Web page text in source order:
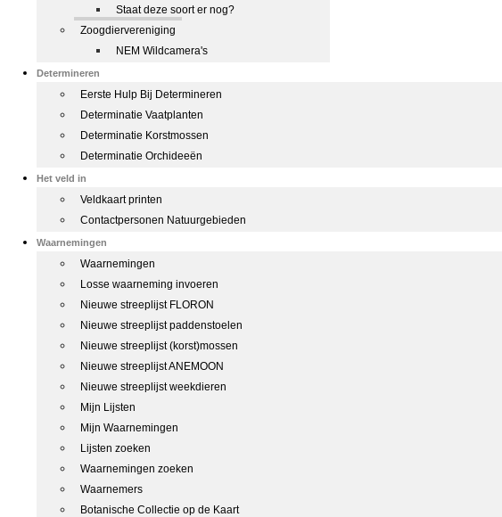
Staat deze soort er nog?
Zoogdiervereniging
NEM Wildcamera's
Determineren
Eerste Hulp Bij Determineren
Determinatie Vaatplanten
Determinatie Korstmossen
Determinatie Orchideeën
Het veld in
Veldkaart printen
Contactpersonen Natuurgebieden
Waarnemingen
Waarnemingen
Losse waarneming invoeren
Nieuwe streeplijst FLORON
Nieuwe streeplijst paddenstoelen
Nieuwe streeplijst (korst)mossen
Nieuwe streeplijst ANEMOON
Nieuwe streeplijst weekdieren
Mijn Lijsten
Mijn Waarnemingen
Lijsten zoeken
Waarnemingen zoeken
Waarnemers
Botanische Collectie op de Kaart